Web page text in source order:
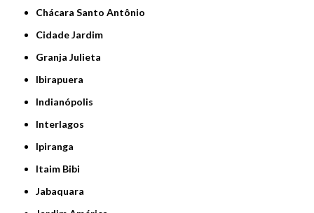
Chácara Santo Antônio
Cidade Jardim
Granja Julieta
Ibirapuera
Indianópolis
Interlagos
Ipiranga
Itaim Bibi
Jabaquara